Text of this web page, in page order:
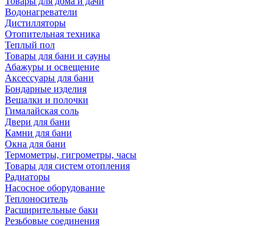
Водонагреватели
Дистилляторы
Отопительная техника
Теплый пол
Товары для бани и сауны
Абажуры и освещение
Аксессуары для бани
Бондарные изделия
Вешалки и полочки
Гималайская соль
Двери для бани
Камни для бани
Окна для бани
Термометры, гигрометры, часы
Товары для систем отопления
Радиаторы
Насосное оборудование
Теплоноситель
Расширительные баки
Резьбовые соединения